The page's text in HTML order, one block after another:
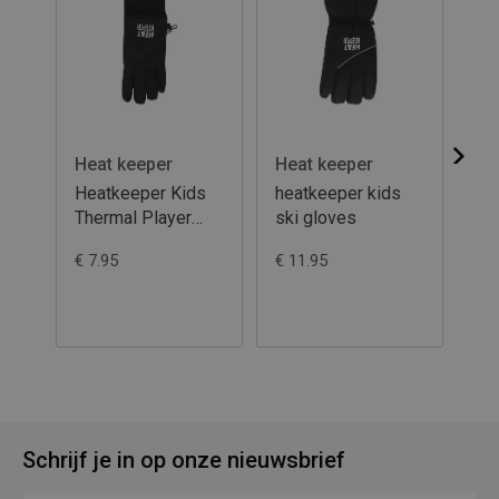
Heat keeper
Heatkeeper Kids
Thermal Player
€ 7.95
Heat keeper
heatkeeper kids
ski gloves
€ 11.95
Schrijf je in op onze nieuwsbrief